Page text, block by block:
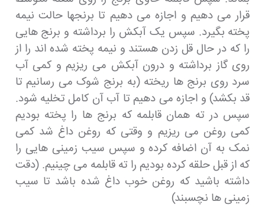
قرار می دهیم و اجازه می دهیم تا برنجها حالت نیمه
پخته بگیرد. سپس یک آبکش را برداشته و برنج هایی
را که در حال قل زدن هستند و نیمه پخته شده اند را از
روی گاز برداشته و درون آبکش می ریزیم و کمی آب
سرد روی برنج ها ریخته (به برنج شوک می رسانیم تا
قد بکشد) و اجازه می دهیم تا آب آن کامل تخلیه شود.
سپس در ته همان قابلمه که برنج ها را پخته بودیم
کمی روغن می ریزیم و وقتی که روغن داغ شد کمی
نمک به آن اضافه کرده و سپس سیب زمینی هایی را
که از قبل حلقه کرده بودیم را ته قابلمه می چینیم. (دقت
داشته باشید که روغن خوب داغ شده باشد تا سیب
زمینی ها نچسبند)